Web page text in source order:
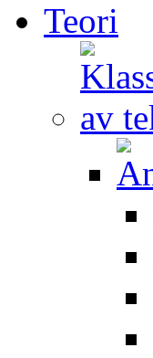
Teori